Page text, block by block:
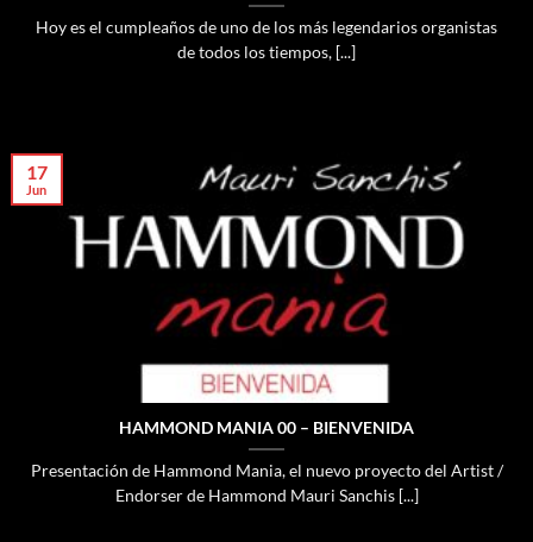
Hoy es el cumpleaños de uno de los más legendarios organistas
de todos los tiempos, [...]
HAMMOND MANIA 00 – BIENVENIDA
Presentación de Hammond Mania, el nuevo proyecto del Artist /
Endorser de Hammond Mauri Sanchis [...]
17
Jun